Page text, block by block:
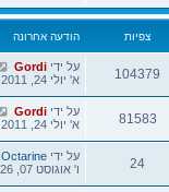
צפיות הודעה אחרונה
104379 על ידי Gordi
א' יולי 24, 2011 7:59 pm
81583 על ידי Gordi
א' יולי 24, 2011 7:59 pm
24 על ידי Octarine
ו' אוגוסט 07, 2026 6:22 pm